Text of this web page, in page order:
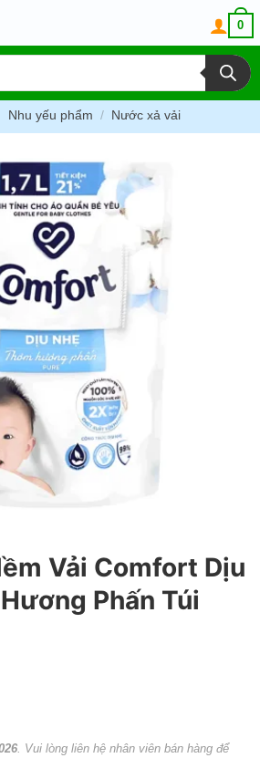
0
Nhu yếu phẩm / Nước xả vải
Vải Comfort Dịu
Phấn Túi
. Vui lòng liên hệ nhân viên bán hàng để